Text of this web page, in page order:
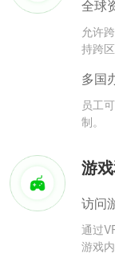
全球
允许
持跨
多国
员工
制。
游
访问
通过
游戏